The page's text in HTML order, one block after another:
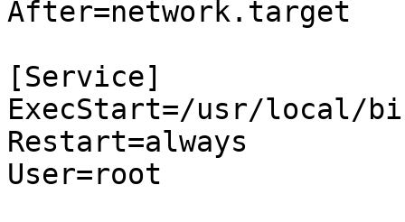
After=network.target
[Service]
ExecStart=/usr/local/
Restart=always
User=root